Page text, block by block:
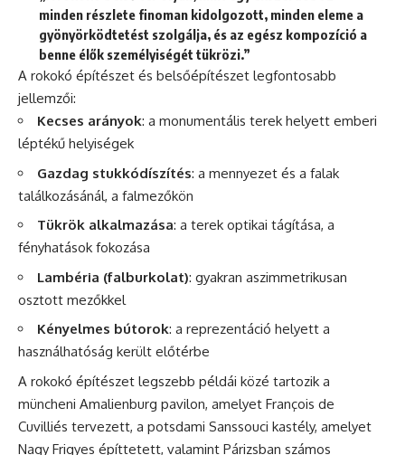
minden részlete finoman kidolgozott, minden eleme a
gyönyörködtetést szolgálja, és az egész kompozíció a
benne élők személyiségét tükrözi.”
A rokokó építészet és belsőépítészet legfontosabb
jellemzői:
Kecses arányok: a monumentális terek helyett emberi
léptékű helyiségek
Gazdag stukkódíszítés: a mennyezet és a falak
találkozásánál, a falmezőkön
Tükrök alkalmazása: a terek optikai tágítása, a
fényhatások fokozása
Lambéria (falburkolat): gyakran aszimmetrikusan
osztott mezőkkel
Kényelmes bútorok: a reprezentáció helyett a
használhatóság került előtérbe
A rokokó építészet legszebb példái közé tartozik a
müncheni Amalienburg pavilon, amelyet François de
Cuvilliés tervezett, a potsdami Sanssouci kastély, amelyet
Nagy Frigyes építtetett, valamint Párizsban számos